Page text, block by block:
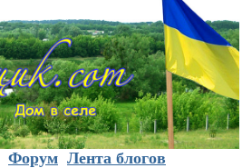
Форум Лента блогов